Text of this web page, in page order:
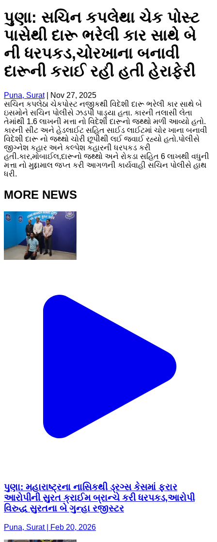
પુણા: સચિન કપલેથા ચેક પોસ્ટ
પાસેથી દારૂ ભરેલી કાર સાથે બે
ની ધરપકડ,ચોરખાના બનાવી
દારૂની કરાઈ રહી હતી હેરાફેરી
Puna, Surat|
Nov 27, 2025
સચિન કપલેઠા ચેકપોસ્ટ નજીકથી વિદેશી દારૂ ભરેલી કાર સાથે બે
ઇસમોને સચિન પોલીસે ઝડપી પાડ્યા હતા. કારની તલાસી લેતા
તેમાંથી 1.6 લાખની મત્તા નો વિદેશી દારૂનો જથ્થો મળી આવ્યો હતો.
કારની સીટ અને હેડલાઈટ સહિત સાઈડ લાઈટમાં ચોર ખાના બનાવી
વિદેશી દારૂ નો જથ્થો ચોરી છૂપીથી લઈ જવાઈ રહ્યો હતો.પોલીસે
જીગ્નેશ કહાર અને કલ્પેશ કહારની ધરપકડ કરી
હતી.કાર,મોબાઈલ,દારૂનો જથ્થો અને રોકડા સહિત 6 લાખથી વધુની
મત્તા નો મુદ્દામાલ જપ્ત કરી આગળની કાર્યવાહી સચિન પોલીસે હાથ
ધરી.
MORE NEWS
પુણા: મહારાષ્ટ્રના નાસિકથી ડ્રગ્સ કેસમાં ફરાર
આરોપીની સુરત ક્રાઈમ બ્રાન્ચે કરી ધરપકડ,આરોપી
વિરુદ્ધ સુરતના બે ગુન્હા રજીસ્ટર
Puna, Surat | Feb 20, 2026